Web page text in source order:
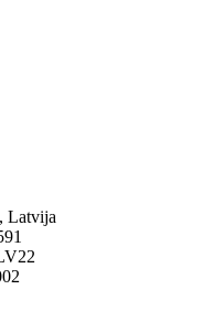
Latvija